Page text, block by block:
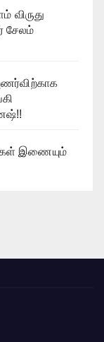
விருது
சேலம்
இணையும்